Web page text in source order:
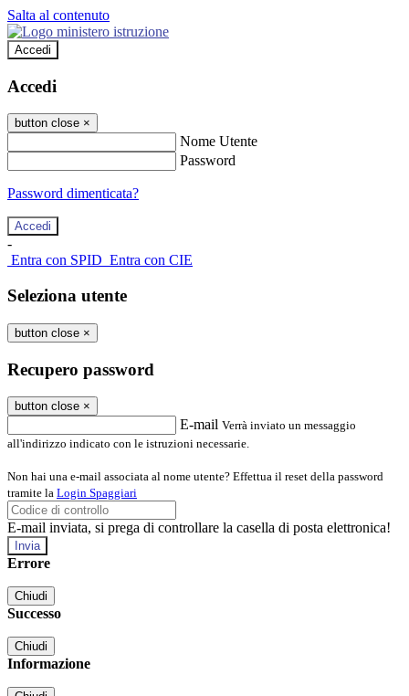
Salta al contenuto
Accedi
Accedi
button close ×
Nome Utente
Password
Password dimenticata?
-
Entra con SPID Entra con CIE
Seleziona utente
button close ×
Recupero password
button close ×
E-mail Verrà inviato un messaggio
all'indirizzo indicato con le istruzioni necessarie.
Non hai una e-mail associata al nome utente? Effettua il reset della password
tramite la Login Spaggiari
E-mail inviata, si prega di controllare la casella di posta elettronica!
Errore
Chiudi
Successo
Chiudi
Informazione